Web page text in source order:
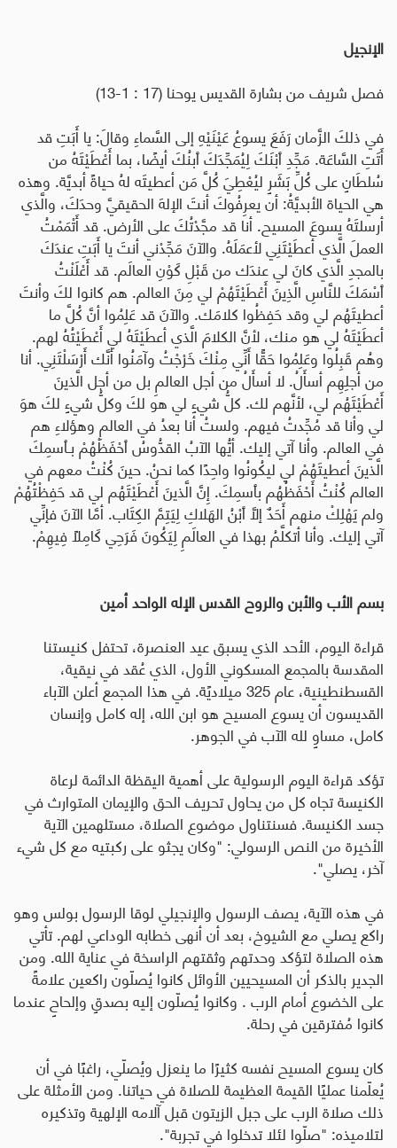
الإنجيل
فصل شريف من بشارة القديس يوحنا(17 : 1-13)
في ذلكَ الزَّمان رَفَعَ يسوعُ عَيْنَيْهِ إلى السَّماءِ وقالَ: يا أَبَتِ قد
أَتَتِ السَّاعَة. مَجِّدِ ٱبْنَكَ لِيُمَجِّدَكَ ٱبنُكَ أيضًا، بما أَعْطَيْتَهُ من
سُلطَانٍ على كُلِّ بَشَرٍ ليُعْطِيَ كُلَّ مَن أعطيتَه لهُ حياةً أبديَّة. وهذه
هي الحياة الأبديَّةُ: أن يعرِفُوكَ أنتَ الإلهَ الحقيقيَّ وحدَكَ، والَّذي
أرسلتَهُ يسوعَ المسيح. أنا قد مجَّدْتُكَ على الأرض. قد أَتْمَمْتُ
العملَ الَّذي أعطَيْتَنِي لأعمَلَهُ. والآنَ مَجِّدْني أنتَ يا أَبَتِ عندَكَ
بالمجدِ الَّذي كانَ لي عندَك من قَبْلِ كَوْنِ العالَم. قد أَعْلَنْتُ
ٱسْمَكَ للنَّاسِ الَّذِينَ أَعْطَيْتَهُمْ لي مِنَ العالم. هم كانوا لكَ وأنتَ
أعطيتَهُم لي وقد حَفِظُوا كلامَك. والآنَ قد عَلِمُوا أنَّ كُلَّ ما
أعطَيْتَهُ لي هو منك، لأنَّ الكلامَ الَّذي أعطَيْتَهُ لي أَعْطَيْتُهُ لهم.
وهُم قَبِلُوا وعَلِمُوا حَقًّا أَنِّي مِنْكَ خَرْجْتُ وآمَنُوا أنَّك أَرْسَلْتَنِي. أنا
من أجلِهِم أسأَلُ. لا أسأَلُ من أجل العالمِ بل من أجل الَّذينَ
أَعْطَيْتَهُم لي، لأنَّهم لك. كلُّ شيءٍ لي هو لكَ وكلُّ شيءٍ لكَ هوَ
لي وأنا قد مُجِّدتُ فيهم. ولستُ أنا بعدُ في العالمِ وهؤلاءِ هم
في العالم. وأنا آتي إليك. أيُّها الآبُ القدُّوسُ ٱحْفَظْهُمْ بـٱسمِكَ
الَّذينَ أعطيتَهُمْ لي ليكُونُوا واحِدًا كما نحنُ. حينَ كُنْتُ معهم في
العالم كُنْتُ أَحْفَظُهُم بٱسمِكَ. إِنَّ الَّذينَ أَعْطَيْتَهُم لي قد حَفِظْتُهُمْ
ولم يَهْلِكْ منهم أَحَدٌ إلَّا ٱبْنُ الهَلاكِ لِيَتِمَّ الكِتَاب. أمَّا الآنَ فإنِّي
آتي إليك. وأنا أتكلَّمُ بهذا في العالَمِ لِيَكُونَ فَرَحِي كَامِلاً فِيهِمْ.
بسم الأب والأبن والروح القدس الإله الواحد أمين
قراءة اليوم، الأحد الذي يسبق عيد العنصرة، تحتفل كنيستنا
المقدسة بالمجمع المسكوني الأول، الذي عُقد في نيقية،
القسطنطينية، عام 325 ميلاديًة. في هذا المجمع أعلن الآباء
القديسون أن يسوع المسيح هو ابن الله، إله كامل وإنسان
كامل، مساوٍ لله الآب في الجوهر.
تؤكد قراءة اليوم الرسولية على أهمية اليقظة الدائمة لرعاة
الكنيسة تجاه كل من يحاول تحريف الحق والإيمان المتوارث في
جسد الكنيسة. فسنتناول موضوع الصلاة، مستلهمين الآية
الأخيرة من النص الرسولي:
"وكان يجثو على ركبتيه مع كل شيء
آخر، يصلي".
في هذه الآية، يصف الرسول والإنجيلي لوقا الرسول بولس وهو
راكع يصلي مع الشيوخ، بعد أن أنهى خطابه الوداعي لهم. تأتي
هذه الصلاة لتؤكد وحدتهم وثقتهم الراسخة في عناية الله. ومن
الجدير بالذكر أن المسيحيين الأوائل كانوا يُصلّون راكعين علامةً
على الخضوع أمام الرب . وكانوا يُصلّون إليه بصدقٍ وإلحاحٍ عندما
كانوا مُفترقين في رحلة.
كان يسوع المسيح نفسه كثيرًا ما ينعزل ويُصلّي، راغبًا في أن
يُعلّمنا عمليًا القيمة العظيمة للصلاة في حياتنا. ومن الأمثلة على
ذلك صلاة الرب على جبل الزيتون قبل آلامه الإلهية وتذكيره
لتلاميذه: "صلّوا لئلا تدخلوا في تجربة".